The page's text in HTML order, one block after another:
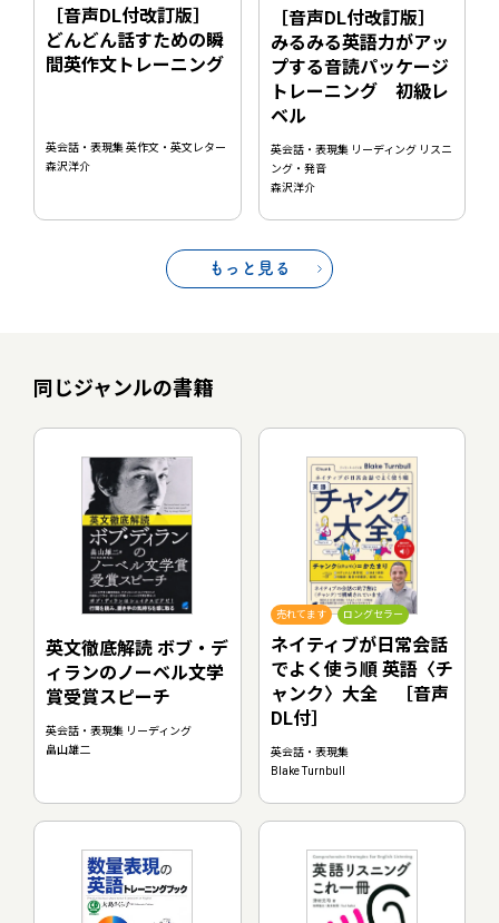
［音声DL付改訂版］
どんどん話すための瞬
間英作文トレーニング
英会話・表現集 英作文・英文レター
森沢洋介
［音声DL付改訂版］
みるみる英語力がアッ
プする音読パッケージ
トレーニング 初級レ
ベル
英会話・表現集 リーディング リスニ
ング・発音
森沢洋介
もっと見る
同じジャンルの書籍
英文徹底解読 ボブ・デ
ィランのノーベル文学
賞受賞スピーチ
英会話・表現集 リーディング
畠山雄二
売れてます ロングセラー
ネイティブが日常会話
でよく使う順 英語〈チ
ャンク〉大全 ［音声
DL付］
英会話・表現集
Blake Turnbull